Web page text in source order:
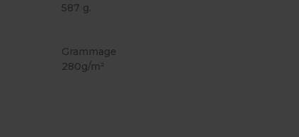
587 g.
Grammage
280g/m²